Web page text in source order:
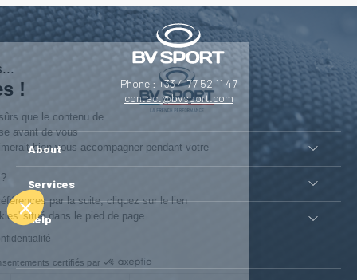
Phone : +33 4 77 52 11 47
contact@bvsport.com
About
Services
Help
les Cookies !
On a attendu d'être sûrs que le contenu de
ce site vous intéresse avant de vous
déranger, mais on aimerait bien vous accompagner pendant votre
C'est OK pour vous ?
Pour modifier vos préférences par la suite, cliquez sur le lien
'Préférences de cookies' situé dans le pied de page.
Lire la politique de confidentialité
Consentements certifiés par